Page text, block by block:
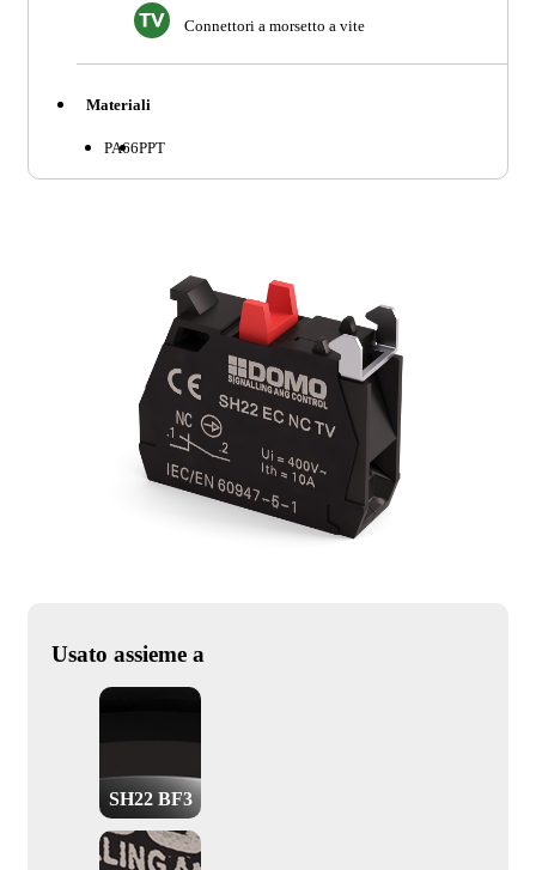
Connettori a morsetto a vite
Materiali
PA66PPT
Usato assieme a
SH22 BF3